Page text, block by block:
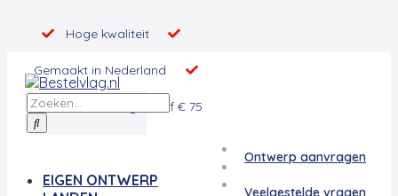
Hoge kwaliteit
Gemaakt in Nederland
Gratisverzending vanaf € 75
Ontwerp aanvragen
Veelgestelde vragen
EIGEN ONTWERP